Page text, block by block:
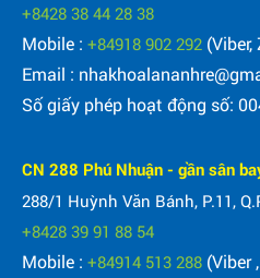
+8428 38 44 28 38
Mobile : +84918 902 292
Email :
Số giấy phép hoạt động số:
CN 288 Phú Nhuận - gần sân
288/1 Huỳnh Văn Bánh, P.11,
+8428 39 91 88 54
Mobile : +84914 513 288 (Viber